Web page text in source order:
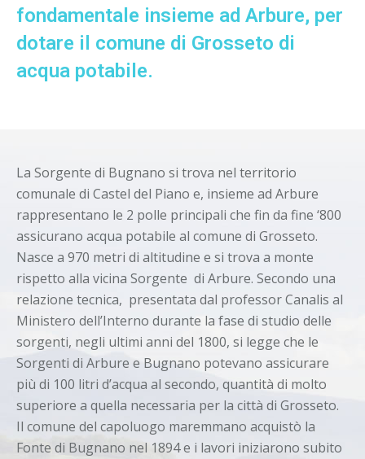
fondamentale insieme ad Arbure, per
dotare il comune di Grosseto di
acqua potabile.
La Sorgente di Bugnano si trova nel territorio
comunale di Castel del Piano e, insieme ad Arbure
rappresentano le 2 polle principali che fin da fine ‘800
assicurano acqua potabile al comune di Grosseto.
Nasce a 970 metri di altitudine e si trova a monte
rispetto alla vicina Sorgente di Arbure. Secondo una
relazione tecnica, presentata dal professor Canalis al
Ministero dell’Interno durante la fase di studio delle
sorgenti, negli ultimi anni del 1800, si legge che le
Sorgenti di Arbure e Bugnano potevano assicurare
più di 100 litri d’acqua al secondo, quantità di molto
superiore a quella necessaria per la città di Grosseto.
Il comune del capoluogo maremmano acquistò la
Fonte di Bugnano nel 1894 e i lavori iniziarono subito